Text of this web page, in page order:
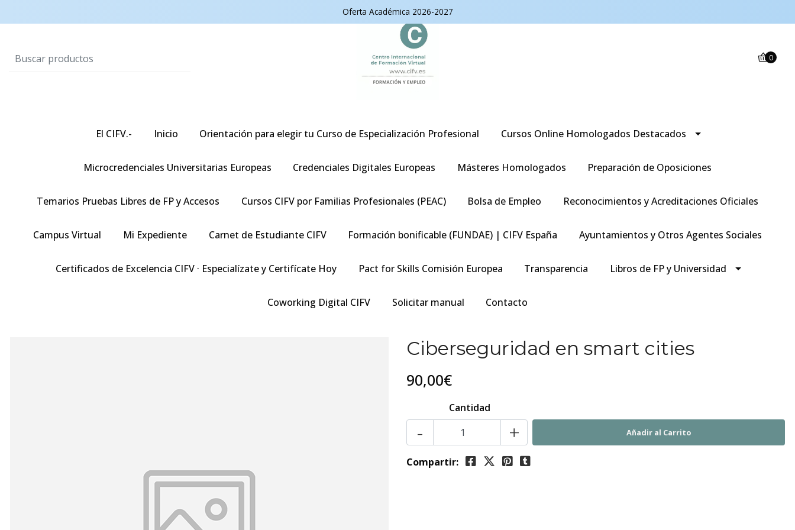
Oferta Académica 2026-2027
0
El CIFV.- Inicio Orientación para elegir tu Curso de Especialización Profesional Cursos Online Homologados Destacados
Microcredenciales Universitarias Europeas Credenciales Digitales Europeas Másteres Homologados Preparación de Oposiciones
Temarios Pruebas Libres de FP y Accesos Cursos CIFV por Familias Profesionales (PEAC) Bolsa de Empleo Reconocimientos y Acreditaciones Oficiales
Campus Virtual Mi Expediente Carnet de Estudiante CIFV Formación bonificable (FUNDAE) | CIFV España Ayuntamientos y Otros Agentes Sociales
Certificados de Excelencia CIFV · Especialízate y Certifícate Hoy Pact for Skills Comisión Europea Transparencia Libros de FP y Universidad
Coworking Digital CIFV Solicitar manual Contacto
Ciberseguridad en smart cities
90,00€
Cantidad
- +
Compartir: